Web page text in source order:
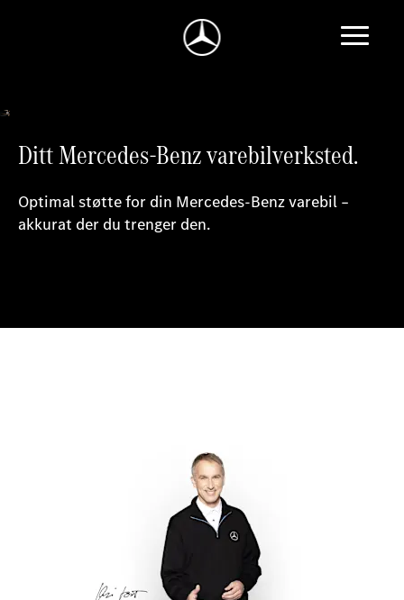
Ditt Mercedes-Benz varebilverksted.
Optimal støtte for din Mercedes-Benz varebil –
akkurat der du trenger den.